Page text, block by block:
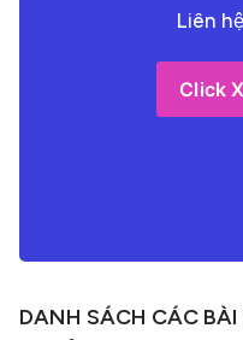
Liên
Click
DANH SÁCH CÁC